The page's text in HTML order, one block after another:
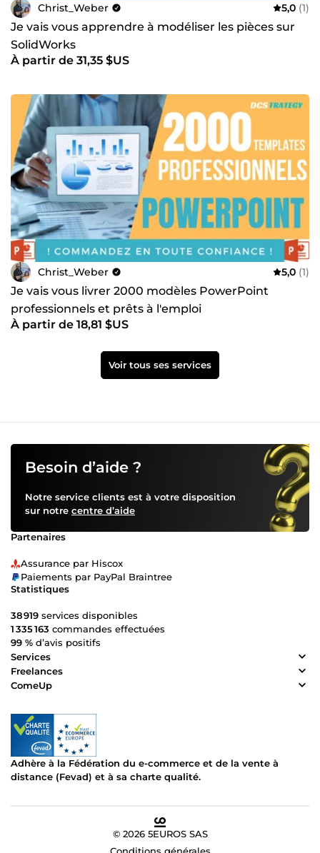
Christ_Weber 5,0 (1)
Je vais vous apprendre à modéliser les pièces sur
SolidWorks
À partir de 31,35 $US
Christ_Weber 5,0 (1)
Je vais vous livrer 2000 modèles PowerPoint
professionnels et prêts à l'emploi
À partir de 18,81 $US
Voir tous ses services
Besoin d’aide ?
Notre service clients est à votre disposition
sur notre centre d’aide
Partenaires
Assurance par Hiscox
Paiements par PayPal Braintree
Statistiques
38 919 services disponibles
1 335 163 commandes effectuées
99 % d’avis positifs
Services
Freelances
ComeUp
Adhère à la Fédération du e-commerce et de la vente à
distance (Fevad) et à sa charte qualité.
© 2026 5EUROS SAS